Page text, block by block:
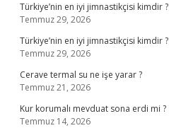
Türkiye’nin en iyi jimnastikçisi kimdir ?
Temmuz 29, 2026
Türkiye’nin en iyi jimnastikçisi kimdir ?
Temmuz 29, 2026
Cerave termal su ne işe yarar ?
Temmuz 21, 2026
Kur korumalı mevduat sona erdi mi ?
Temmuz 14, 2026